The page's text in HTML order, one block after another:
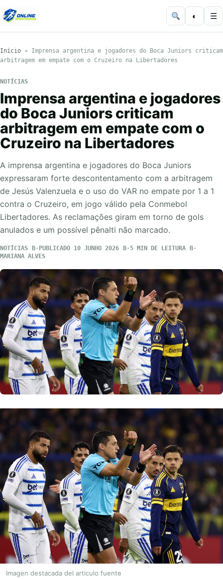
◐ ☰
Início » Imprensa argentina e jogadores do Boca Juniors criticam
arbitragem em empate com o Cruzeiro na Libertadores
NOTÍCIAS
Imprensa argentina e jogadores
do Boca Juniors criticam
arbitragem em empate com o
Cruzeiro na Libertadores
A imprensa argentina e jogadores do Boca Juniors
expressaram forte descontentamento com a arbitragem
de Jesús Valenzuela e o uso do VAR no empate por 1 a 1
contra o Cruzeiro, em jogo válido pela Conmebol
Libertadores. As reclamações giram em torno de gols
anulados e um possível pênalti não marcado.
NOTÍCIAS PUBLICADO 10 JUNHO 2026
5 MIN DE LEITURA
MARIANA ALVES
Imagen destacada del articulo fuente